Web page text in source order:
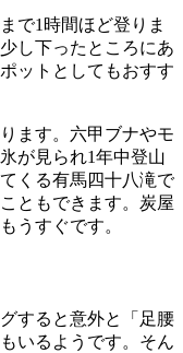
で1時間ほど登りま
し下ったところにあ
ットとしてもおすす
ます。 六甲ブナやモ
が見られ1年中登山
くる有馬四十八滝で
ともできます。炭屋
うすぐです。
すると意外と「足腰
いるようです。 そん